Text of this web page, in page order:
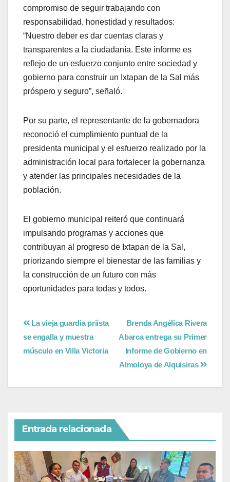
compromiso de seguir trabajando con
responsabilidad, honestidad y resultados:
“Nuestro deber es dar cuentas claras y
transparentes a la ciudadanía. Este informe es
reflejo de un esfuerzo conjunto entre sociedad y
gobierno para construir un Ixtapan de la Sal más
próspero y seguro”, señaló.
Por su parte, el representante de la gobernadora
reconoció el cumplimiento puntual de la
presidenta municipal y el esfuerzo realizado por la
administración local para fortalecer la gobernanza
y atender las principales necesidades de la
población.
El gobierno municipal reiteró que continuará
impulsando programas y acciones que
contribuyan al progreso de Ixtapan de la Sal,
priorizando siempre el bienestar de las familias y
la construcción de un futuro con más
oportunidades para todas y todos.
Brenda Angélica Rivera
Abarca entrega su Primer
Informe de Gobierno en
Almoloya de Alquisiras
La vieja guardia priísta
se engalla y muestra
músculo en Villa Victoria
Entrada relacionada